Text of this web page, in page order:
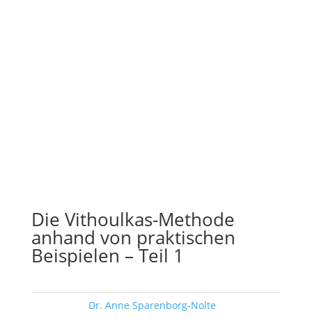
Die Vithoulkas-Methode
anhand von praktischen
Beispielen – Teil 1
Dr. Anne Sparenborg-Nolte